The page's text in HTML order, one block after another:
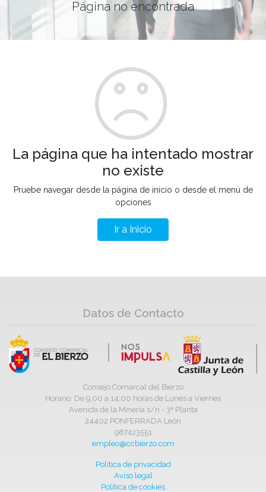
Página no encontrada
La página que ha intentado mostrar
no existe
Pruebe navegar desde la página de inicio o desde el menú de
opciones
Ir a Inicio
Datos de Contacto
Consejo Comarcal del Bierzo
Horario: De 9,00 a 14,00 horas de Lunes a Viernes
Avenida de la Minería s/n - 3ª Planta
24402 PONFERRADA León
987423551
empleo@ccbierzo.com
Política de privacidad
Aviso legal
Política de cookies